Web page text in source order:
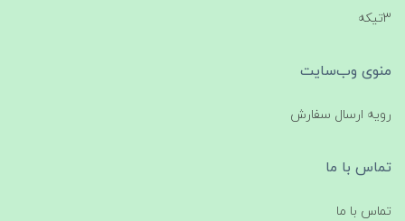
3تیکه
منوی وب‌سایت
رویه ارسال سفارش
تماس با ما
تماس با ما